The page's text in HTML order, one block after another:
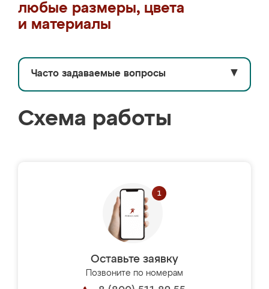
любые размеры, цвета
и материалы
Часто задаваемые вопросы ▼
Схема работы
Оставьте заявку
Позвоните по номерам